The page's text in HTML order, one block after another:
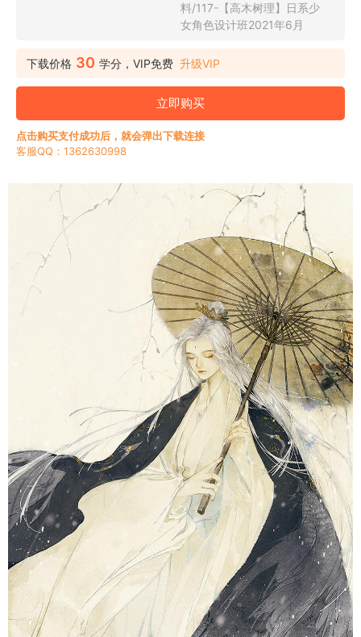
料/117-【高木树理】日系少
女角色设计班2021年6月
下载价格 30 学分，VIP免费 升级VIP
立即购买
点击购买支付成功后，就会弹出下载连接
客服QQ：1362630998